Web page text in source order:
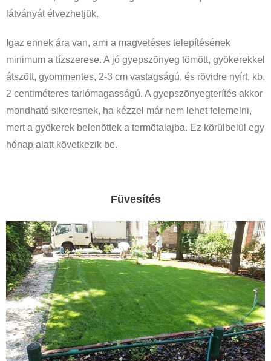
látványát élvezhetjük.
Igaz ennek ára van, ami a magvetéses telepítésének
minimum a tízszerese. A jó gyepszõnyeg tömött, gyökerekkel
átszõtt, gyommentes, 2-3 cm vastagságú, és rövidre nyírt, kb.
2 centiméteres tarlómagasságú. A gyepszõnyegterítés akkor
mondható sikeresnek, ha kézzel már nem lehet felemelni,
mert a gyökerek belenõttek a termõtalajba. Ez körülbelül egy
hónap alatt következik be.
Füvesítés